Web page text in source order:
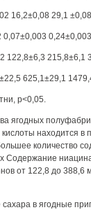
16,2±0,08 29,1
122,8±6,3 215,8±6,1
625,1±29,1
р<0,05.
ягодных
находится в
количество
Содержание
от 122,8 до 388,6
в ягодные